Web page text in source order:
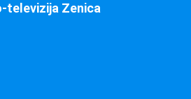
televizija Zenica